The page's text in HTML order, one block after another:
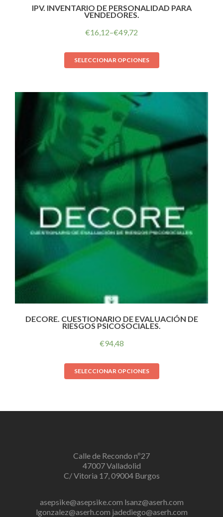
IPV. INVENTARIO DE PERSONALIDAD PARA
VENDEDORES.
€16,12–€49,72
SELECCIONAR OPCIONES
DECORE. CUESTIONARIO DE EVALUACIÓN DE
RIESGOS PSICOSOCIALES.
€94,48
SELECCIONAR OPCIONES
Calle de Recondo nº27
47007 Valladolid
C/ Vitoria 17, 09004 Burgos
asepsike@asepsike.com lsanz@aserh.com
lgonzalez@aserh.com jadediego@aserh.com